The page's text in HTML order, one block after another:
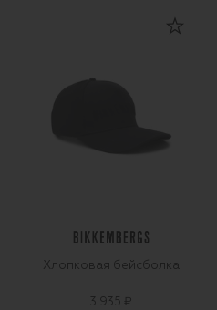
Хлопковая бейсболка
3 935 ₽